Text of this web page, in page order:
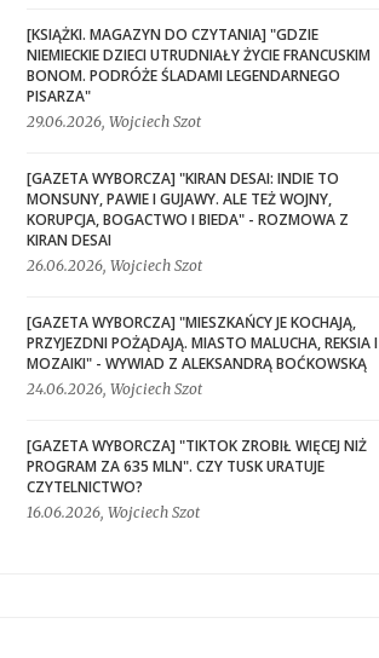
[KSIĄŻKI. MAGAZYN DO CZYTANIA] "GDZIE
NIEMIECKIE DZIECI UTRUDNIAŁY ŻYCIE FRANCUSKIM
BONOM. PODRÓŻE ŚLADAMI LEGENDARNEGO
PISARZA"
29.06.2026, Wojciech Szot
[GAZETA WYBORCZA] "KIRAN DESAI: INDIE TO
MONSUNY, PAWIE I GUJAWY. ALE TEŻ WOJNY,
KORUPCJA, BOGACTWO I BIEDA" - ROZMOWA Z
KIRAN DESAI
26.06.2026, Wojciech Szot
[GAZETA WYBORCZA] "MIESZKAŃCY JE KOCHAJĄ,
PRZYJEZDNI POŻĄDAJĄ. MIASTO MALUCHA, REKSIA I
MOZAIKI" - WYWIAD Z ALEKSANDRĄ BOĆKOWSKĄ
24.06.2026, Wojciech Szot
[GAZETA WYBORCZA] "TIKTOK ZROBIŁ WIĘCEJ NIŻ
PROGRAM ZA 635 MLN". CZY TUSK URATUJE
CZYTELNICTWO?
16.06.2026, Wojciech Szot